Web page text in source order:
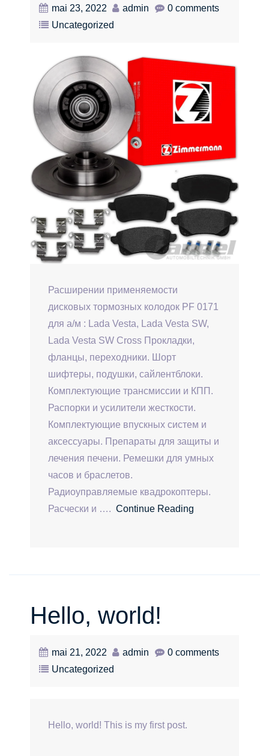
mai 23, 2022 admin
0 comments
Uncategorized
Расширении применяемости
дисковых тормозных колодок PF 0171
для а/м : Lada Vesta, Lada Vesta SW,
Lada Vesta SW Cross Прокладки,
фланцы, переходники. Шорт
шифтеры, подушки, сайлентблоки.
Комплектующие трансмиссии и КПП.
Распорки и усилители жесткости.
Комплектующие впускных систем и
аксессуары. Препараты для защиты и
лечения печени. Ремешки для умных
часов и браслетов.
Радиоуправляемые квадрокоптеры.
Расчески и …. Continue Reading
Hello, world!
mai 21, 2022 admin
0 comments
Uncategorized
Hello, world! This is my first post.